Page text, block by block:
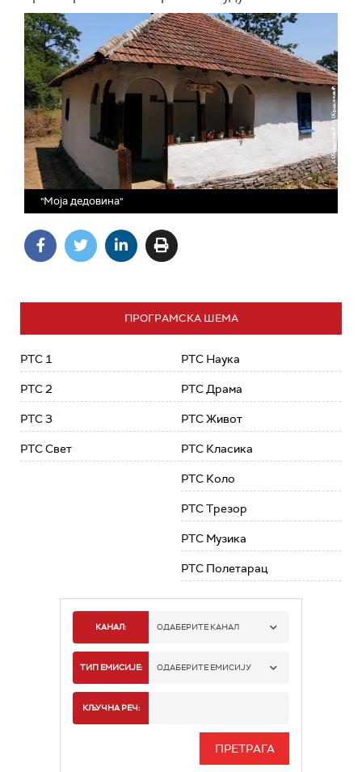
"Моја дедовина"
ПРОГРАМСКА ШЕМА
РТС 1
РТС 2
РТС 3
РТС Свет
РТС Наука
РТС Драма
РТС Живот
РТС Класика
РТС Коло
РТС Трезор
РТС Музика
РТС Полетарац
КАНАЛ: ОДАБЕРИТЕ КАНАЛ
РТС 1
РТС 3
ТИП ЕМИСИЈЕ: ОДАБЕРИТЕ ЕМИСИЈУ
КЉУЧНА РЕЧ: